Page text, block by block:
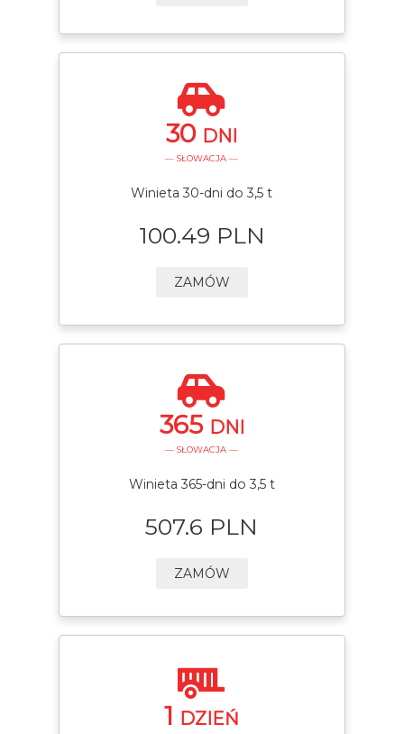
30 DNI
— SŁOWACJA —
Winieta 30-dni do 3,5 t
100.49 PLN
ZAMÓW
365 DNI
— SŁOWACJA —
Winieta 365-dni do 3,5 t
507.6 PLN
ZAMÓW
1 DZIEŃ